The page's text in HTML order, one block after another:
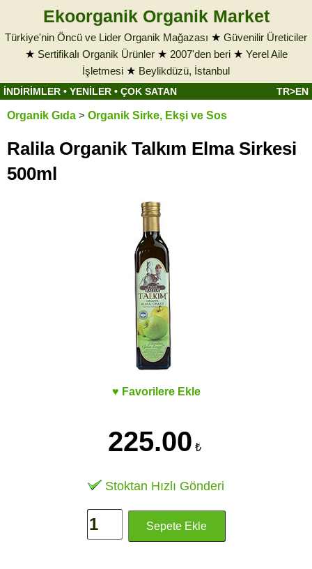
Ekoorganik Organik Market
Türkiye'nin Öncü ve Lider Organik Mağazası ★ Güvenilir Üreticiler
★ Sertifikalı Organik Ürünler★ 2007'den beri★ Yerel Aile
İşletmesi ★ Beylikdüzü, İstanbul
İNDİRİMLER • YENİLER • ÇOK SATAN TR>EN
Organik Gıda > Organik Sirke, Ekşi ve Sos
Ralila Organik Talkım Elma Sirkesi
500ml
♥ Favorilere Ekle
225.00 ₺
Stoktan Hızlı Gönderi